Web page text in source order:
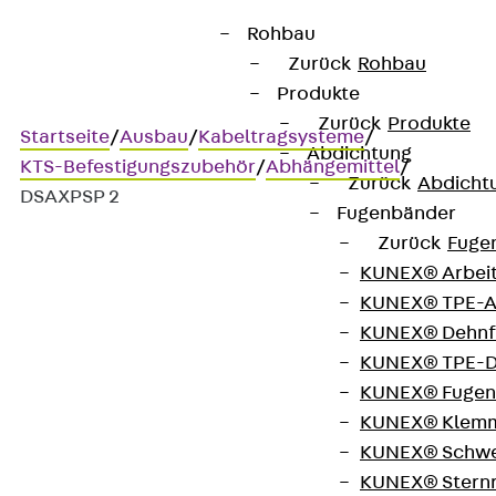
Rohbau
Zurück Rohbau
Produkte
Zurück Produkte
Abdichtung
Zurück
Fugenbänder
Zurück
KUNEX®
KUNEX®
KUNEX®
KUNEX®
KUNEX®
KUNEX®
KUNEX®
KUNEX®
Startseite/Ausbau/Kabeltragsysteme/
KTS-Befestigungszubehör/Abhängemittel/
DSAXPSP 2